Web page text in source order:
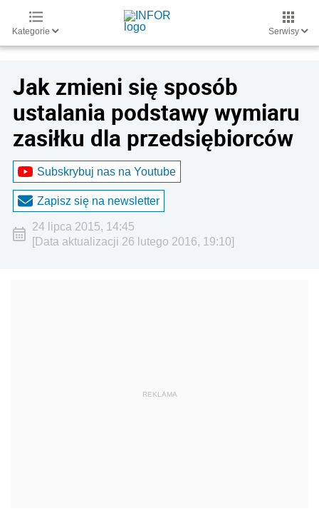
Kategorie Serwisy
Jak zmieni się sposób
ustalania podstawy wymiaru
zasiłku dla przedsiębiorców
Subskrybuj nas na Youtube
Zapisz się na newsletter
24 lipca 2015, 14:45
[Data aktualizacji 26 lutego 2016, 19:10]